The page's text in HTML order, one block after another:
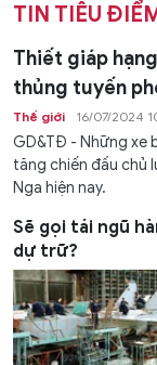
TIN TIÊU
Thiết giáp
thủng tuyến
Thế giới 16/07/2024
GD&TĐ - Những xe
tăng chiến đấu chủ
Nga hiện nay.
Sẽ gọi tái ngũ
dự trữ?